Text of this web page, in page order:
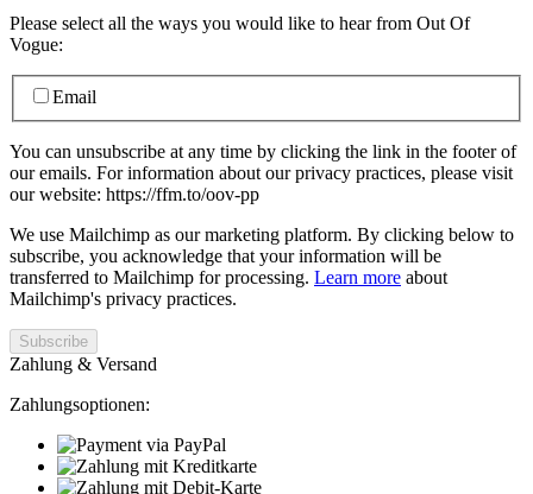
Please select all the ways you would like to hear from Out Of
Vogue:
Email
You can unsubscribe at any time by clicking the link in the footer of
our emails. For information about our privacy practices, please visit
our website: https://ffm.to/oov-pp
We use Mailchimp as our marketing platform. By clicking below to
subscribe, you acknowledge that your information will be
transferred to Mailchimp for processing. Learn more about
Mailchimp's privacy practices.
Zahlung & Versand
Zahlungsoptionen: